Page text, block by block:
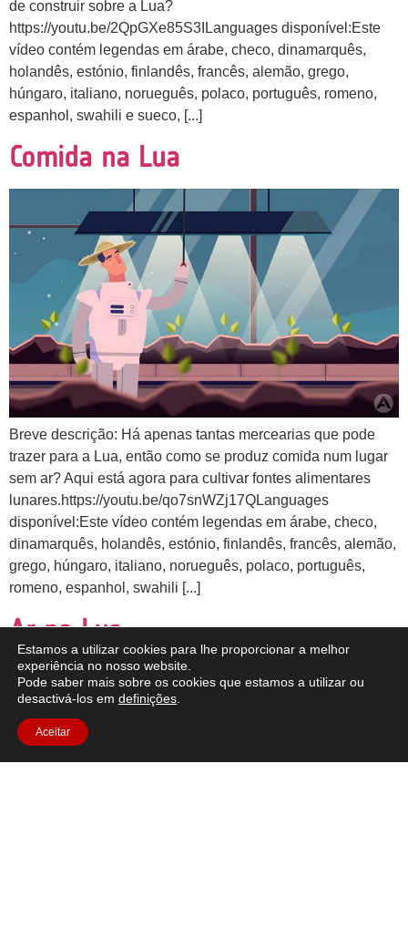
de construir sobre a Lua?
https://youtu.be/2QpGXe85S3ILanguages disponível:Este
vídeo contém legendas em árabe, checo, dinamarquês,
holandês, estónio, finlandês, francês, alemão, grego,
húngaro, italiano, norueguês, polaco, português, romeno,
espanhol, swahili e sueco, [...]
Comida na Lua
Breve descrição: Há apenas tantas mercearias que pode
trazer para a Lua, então como se produz comida num lugar
sem ar? Aqui está agora para cultivar fontes alimentares
lunares.https://youtu.be/qo7snWZj17QLanguages
disponível:Este vídeo contém legendas em árabe, checo,
dinamarquês, holandês, estónio, finlandês, francês, alemão,
grego, húngaro, italiano, norueguês, polaco, português,
romeno, espanhol, swahili [...]
Ar na Lua
Estamos a utilizar cookies para lhe proporcionar a melhor
experiência no nosso website.
Pode saber mais sobre os cookies que estamos a utilizar ou
desactivá-los em definições
Aceitar